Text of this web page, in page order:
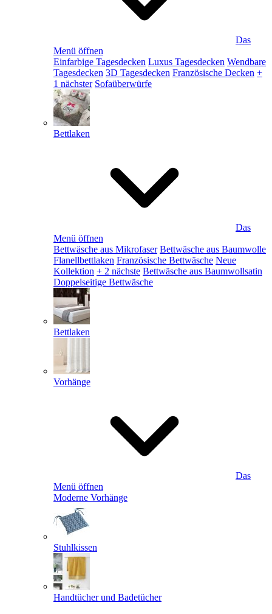
Das
Menü öffnen
Einfarbige Tagesdecken Luxus Tagesdecken Wendbare
Tagesdecken 3D Tagesdecken Französische Decken +
1 nächster Sofaüberwürfe
Bettlaken
Das
Menü öffnen
Bettwäsche aus Mikrofaser Bettwäsche aus Baumwolle
Flanellbettlaken Französische Bettwäsche Neue
Kollektion + 2 nächste Bettwäsche aus Baumwollsatin
Doppelseitige Bettwäsche
Bettlaken
Vorhänge
Das
Menü öffnen
Moderne Vorhänge
Stuhlkissen
Handtücher und Badetücher